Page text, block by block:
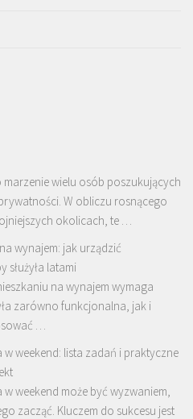
wielu osób poszukujących
W obliczu rosnącego
okolicach, te …
wynajem: jak urządzić
służyła latami
na wynajem wymaga
zarówno funkcjonalna, jak i
…
w weekend: lista zadań i praktyczne
weekend może być wyzwaniem,
zacząć. Kluczem do sukcesu jest